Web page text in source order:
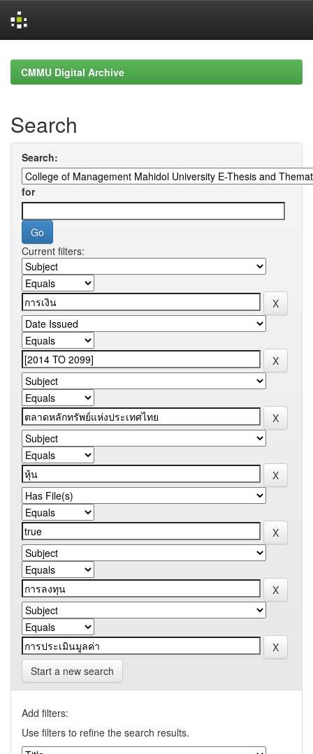
navigationCMMU Digital Archive
Search
Search:
for
Current filters:
Start a new search
Add filters:
Use filters to refine the search results.